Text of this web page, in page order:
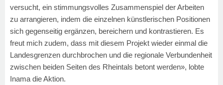
versucht, ein stimmungsvolles Zusammenspiel der Arbeiten
zu arrangieren, indem die einzelnen künstlerischen Positionen
sich gegenseitig ergänzen, bereichern und kontrastieren. Es
freut mich zudem, dass mit diesem Projekt wieder einmal die
Landesgrenzen durchbrochen und die regionale Verbundenheit
zwischen beiden Seiten des Rheintals betont werden», lobte
Inama die Aktion.